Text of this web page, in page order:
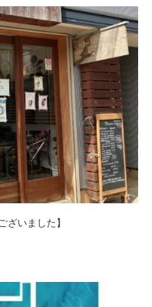
ざいました】